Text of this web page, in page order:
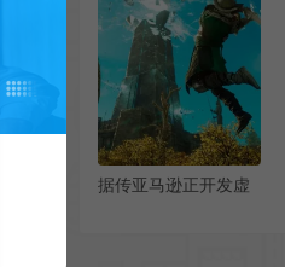
据传亚马逊正开发虚